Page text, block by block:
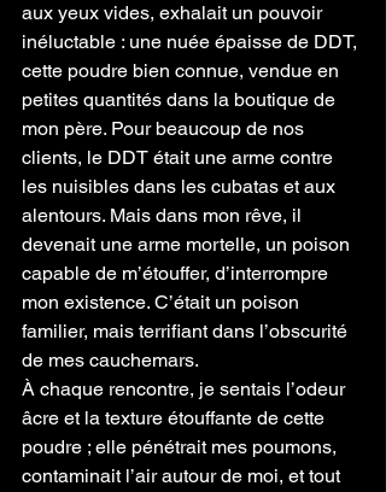
aux yeux vides, exhalait un pouvoir
inéluctable : une nuée épaisse de DDT,
cette poudre bien connue, vendue en
petites quantités dans la boutique de
mon père. Pour beaucoup de nos
clients, le DDT était une arme contre
les nuisibles dans les cubatas et aux
alentours. Mais dans mon rêve, il
devenait une arme mortelle, un poison
capable de m’étouffer, d’interrompre
mon existence. C’était un poison
familier, mais terrifiant dans l’obscurité
de mes cauchemars.
À chaque rencontre, je sentais l’odeur
âcre et la texture étouffante de cette
poudre ; elle pénétrait mes poumons,
contaminait l’air autour de moi, et tout